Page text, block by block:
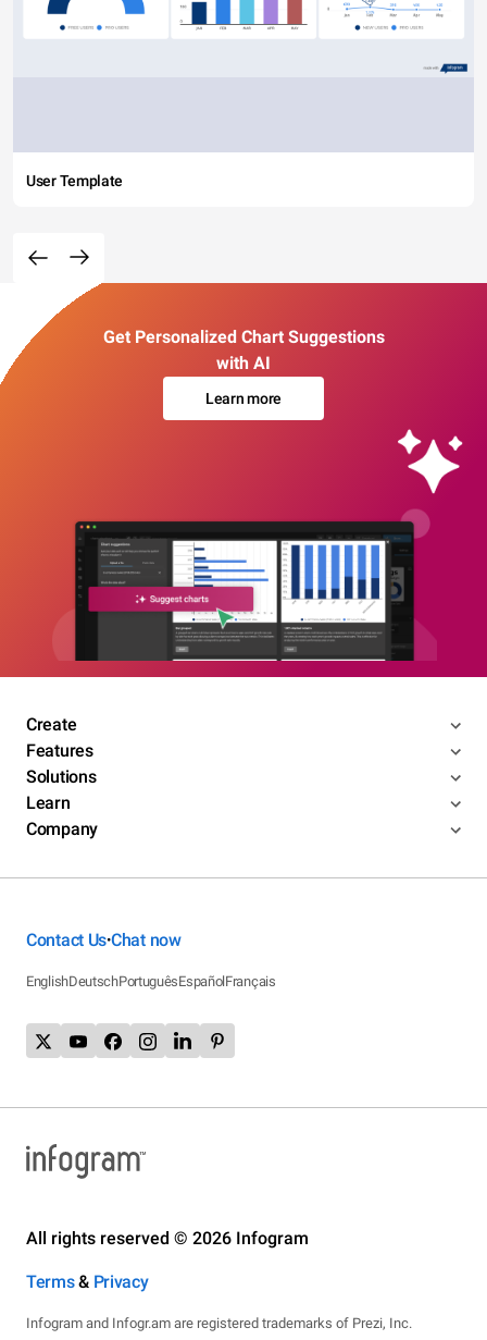
User Template
Get Personalized Chart Suggestions
with AI
Learn more
Create
Features
Solutions
Learn
Company
Contact Us•Chat now
EnglishDeutschPortuguêsEspañolFrançais
All rights reserved © 2026 Infogram
Terms& Privacy
Infogram and Infogr.am are registered trademarks of Prezi, Inc.